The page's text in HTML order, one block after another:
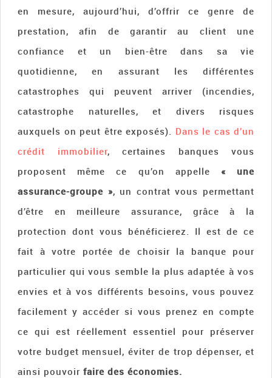
en mesure, aujourd’hui, d’offrir ce genre de
prestation, afin de garantir au client une
confiance et un bien-être dans sa vie
quotidienne, en assurant les différentes
catastrophes qui peuvent arriver (incendies,
catastrophe naturelles, et divers risques
auxquels on peut être exposés). Dans le cas d’un
crédit immobilier, certaines banques vous
proposent même ce qu’on appelle « une
assurance-groupe », un contrat vous permettant
d’être en meilleure assurance, grâce à la
protection dont vous bénéficierez. Il est de ce
fait à votre portée de choisir la banque pour
particulier qui vous semble la plus adaptée à vos
envies et à vos différents besoins, vous pouvez
facilement y accéder si vous prenez en compte
ce qui est réellement essentiel pour préserver
votre budget mensuel, éviter de trop dépenser, et
ainsi pouvoir faire des économies.